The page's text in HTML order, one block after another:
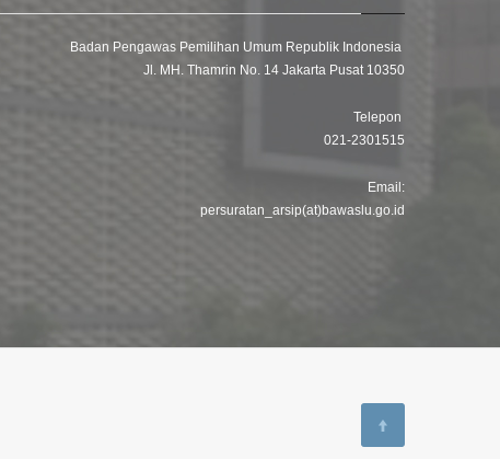
Badan Pengawas Pemilihan Umum Republik Indonesia
Jl. MH. Thamrin No. 14 Jakarta Pusat 10350
Telepon
021-2301515
Email:
persuratan_arsip(at)bawaslu.go.id